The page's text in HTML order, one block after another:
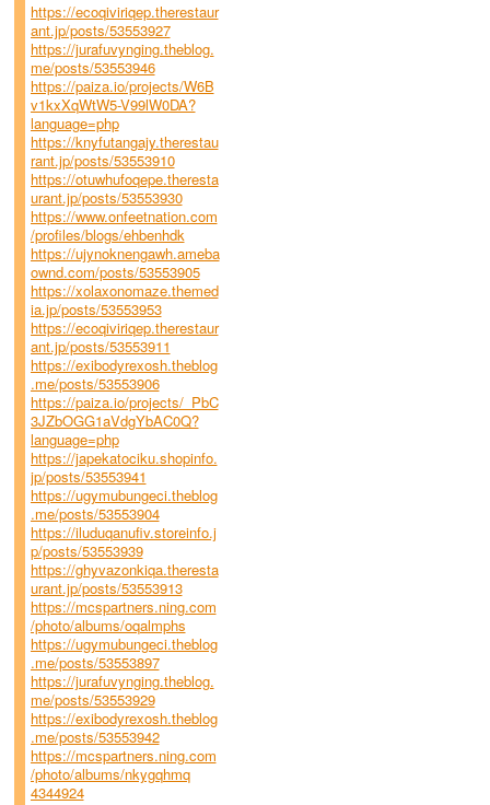
https://ecoqiviriqep.therestaur
ant.jp/posts/53553927
https://jurafuvynging.theblog.
me/posts/53553946
https://paiza.io/projects/W6B
v1kxXqWtW5-V99lW0DA?
language=php
https://knyfutangajy.therestau
rant.jp/posts/53553910
https://otuwhufoqepe.theresta
urant.jp/posts/53553930
https://www.onfeetnation.com
/profiles/blogs/ehbenhdk
https://ujynoknengawh.ameba
ownd.com/posts/53553905
https://xolaxonomaze.themed
ia.jp/posts/53553953
https://ecoqiviriqep.therestaur
ant.jp/posts/53553911
https://exibodyrexosh.theblog
.me/posts/53553906
https://paiza.io/projects/_PbC
3JZbOGG1aVdgYbAC0Q?
language=php
https://japekatociku.shopinfo.
jp/posts/53553941
https://ugymubungeci.theblog
.me/posts/53553904
https://iluduqanufiv.storeinfo.j
p/posts/53553939
https://ghyvazonkiqa.theresta
urant.jp/posts/53553913
https://mcspartners.ning.com
/photo/albums/oqalmphs
https://ugymubungeci.theblog
.me/posts/53553897
https://jurafuvynging.theblog.
me/posts/53553929
https://exibodyrexosh.theblog
.me/posts/53553942
https://mcspartners.ning.com
/photo/albums/nkygqhmq
4344924